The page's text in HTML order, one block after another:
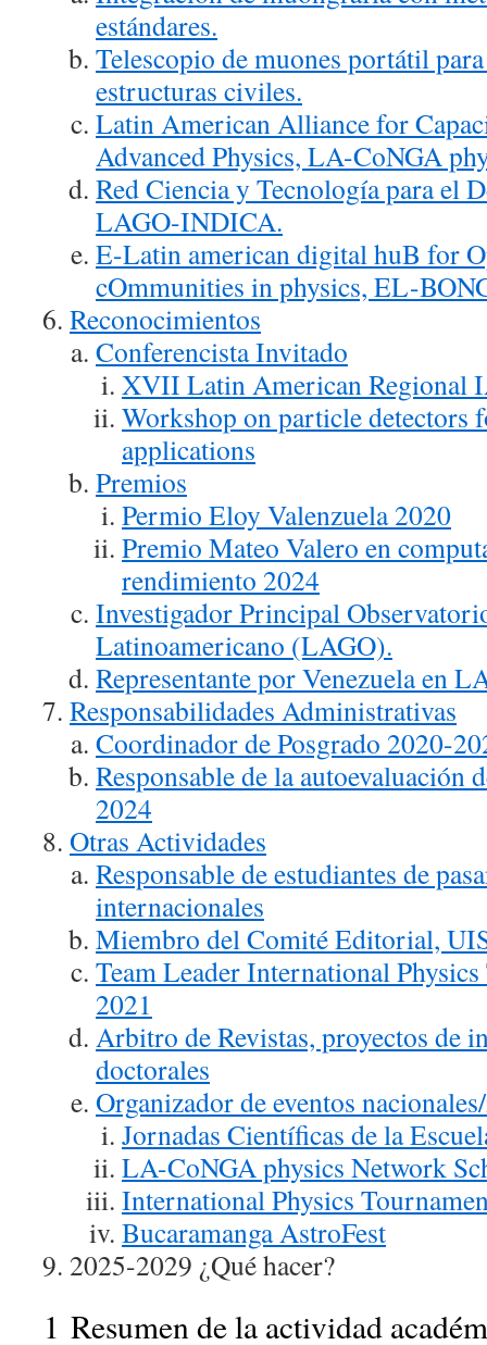
estándares.
Telescopio de muones portátil
estructuras civiles.
Latin American Alliance for
Advanced Physics, LA-CoNGA
Red Ciencia y Tecnología para el
LAGO-INDICA.
E-Latin american digital huB for
cOmmunities in physics, EL-
Reconocimientos
Conferencista Invitado
XVII Latin American Regional
Workshop on particle
applications
Premios
Permio Eloy Valenzuela 2020
Premio Mateo Valero en
rendimiento 2024
Investigador Principal
Latinoamericano (LAGO).
Representante por Venezuela en
Responsabilidades Administrativas
Coordinador de Posgrado 2020-
Responsable de la autoevaluación
2024
Otras Actividades
Responsable de estudiantes de
internacionales
Miembro del Comité Editorial,
Team Leader International
2021
Arbitro de Revistas, proyectos de
doctorales
Organizador de eventos
Jornadas Científicas de la
LA-CoNGA physics Network
International Physics
Bucaramanga AstroFest
2025-2029 ¿Qué hacer?
1 Resumen de la actividad